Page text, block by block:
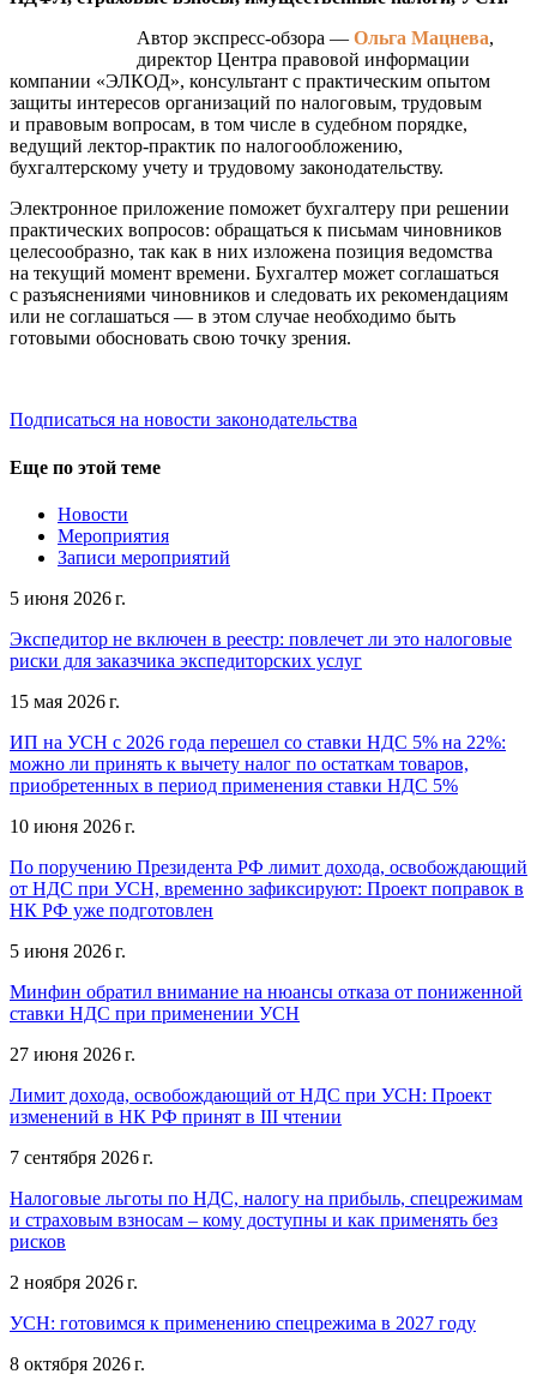
Автор экспресс-обзора —Ольга Мацнева,
директор Центра правовой информации
компании «ЭЛКОД», консультант с практическим опытом
защиты интересов организаций по налоговым, трудовым
и правовым вопросам, в том числе в судебном порядке,
ведущий лектор-практик по налогообложению,
бухгалтерскому учету и трудовому законодательству.
Электронное приложение поможет бухгалтеру при решении
практических вопросов: обращаться к письмам чиновников
целесообразно, так как в них изложена позиция ведомства
на текущий момент времени. Бухгалтер может соглашаться
с разъяснениями чиновников и следовать их рекомендациям
или не соглашаться — в этом случае необходимо быть
готовыми обосновать свою точку зрения.
Подписаться на новости законодательства
Еще по этой теме
Новости
Мероприятия
Записи мероприятий
5 июня 2026 г.
Экспедитор не включен в реестр: повлечет ли это налоговые
риски для заказчика экспедиторских услуг
15 мая 2026 г.
ИП на УСН с 2026 года перешел со ставки НДС 5% на 22%:
можно ли принять к вычету налог по остаткам товаров,
приобретенных в период применения ставки НДС 5%
10 июня 2026 г.
По поручению Президента РФ лимит дохода, освобождающий
от НДС при УСН, временно зафиксируют: Проект поправок в
НК РФ уже подготовлен
5 июня 2026 г.
Минфин обратил внимание на нюансы отказа от пониженной
ставки НДС при применении УСН
27 июня 2026 г.
Лимит дохода, освобождающий от НДС при УСН: Проект
изменений в НК РФ принят в III чтении
7 сентября 2026 г.
Налоговые льготы по НДС, налогу на прибыль, спецрежимам
и страховым взносам – кому доступны и как применять без
рисков
2 ноября 2026 г.
УСН: готовимся к применению спецрежима в 2027 году
8 октября 2026 г.